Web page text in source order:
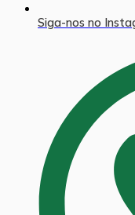
Siga-nos no